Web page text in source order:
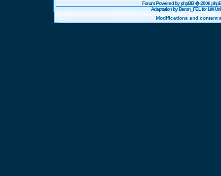
Forum Powered byphpBB� 2006
Adaptation by Baron_FEL for LW
Modifications and content